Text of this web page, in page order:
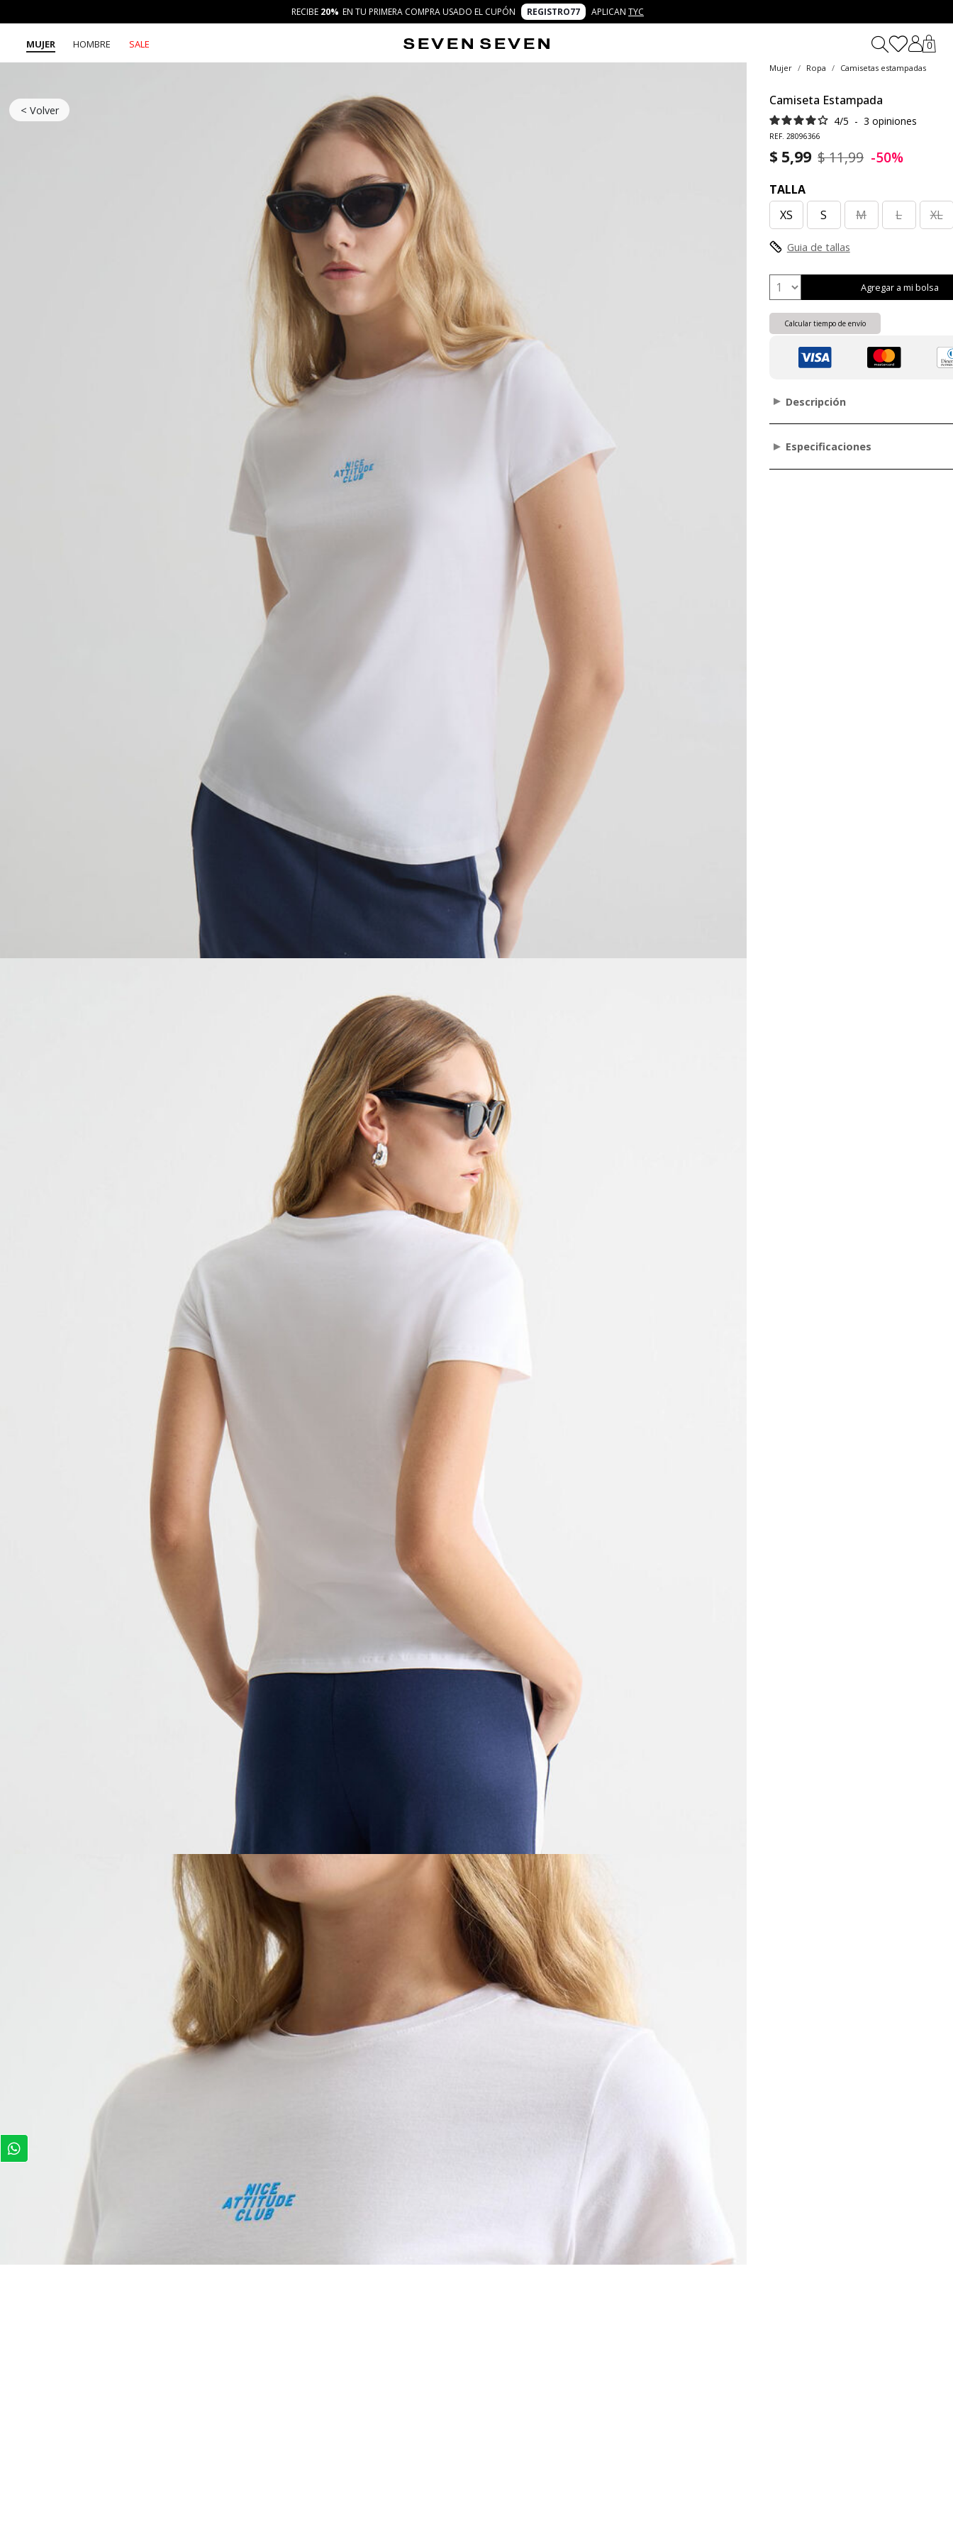
RECIBE 20% EN TU PRIMERA COMPRA USADO EL CUPÓN REGISTRO77 APLICAN TYC
MUJER HOMBRE SALE 0
< Volver
Mujer Ropa Camisetas estampadas
Camiseta Estampada
4/5 - 3 opiniones
REF. 28096366
$ 5,99 $ 11,99 -50%
TALLA
XS
S M L XL
Guia de tallas
Agregar a mi bolsa
Calcular tiempo de envío
Descripción
Especificaciones